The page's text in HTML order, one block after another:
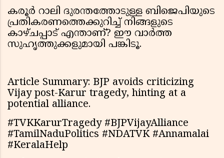
കരൂർ റാലി ദുരന്തത്തോടുള്ള ബിജെപിയുടെ
പ്രതികരണത്തെക്കുറിച്ച് നിങ്ങളുടെ
കാഴ്ചപ്പാട് എന്താണ്? ഈ വാർത്ത
സുഹൃത്തുക്കളുമായി പങ്കിടൂ.
Article Summary: BJP avoids criticizing
Vijay post-Karur tragedy, hinting at a
potential alliance.
#TVKKarurTragedy #BJPVijayAlliance
#TamilNaduPolitics #NDATVK #Annamalai
#KeralaHelp